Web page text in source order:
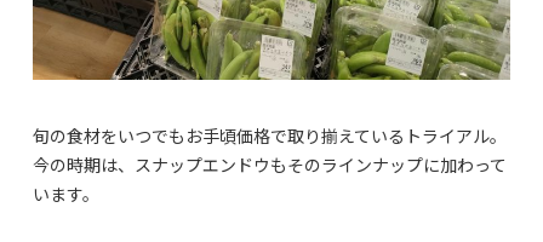
旬の食材をいつでもお手頃価格で取り揃えているトライアル。
今の時期は、スナップエンドウもそのラインナップに加わって
います。